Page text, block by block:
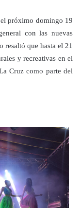
próximo domingo 19
con las nuevas
resaltó que hasta el 21
y recreativas en el
Cruz como parte del